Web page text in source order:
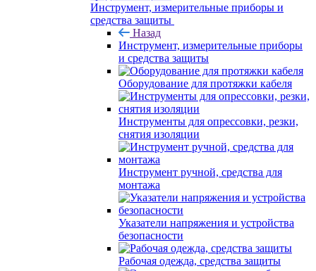
Инструмент, измерительные приборы и
средства защиты
Назад
Инструмент, измерительные приборы
и средства защиты
Оборудование для протяжки кабеля
Инструменты для опрессовки, резки,
снятия изоляции
Инструмент ручной, средства для
монтажа
Указатели напряжения и устройства
безопасности
Рабочая одежда, средства защиты